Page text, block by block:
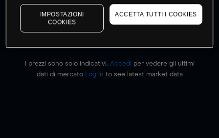
I prezzi sono solo indicativi. Accedi per vedere gli ultimi
dati di mercato
Log in to see latest market data
IMPOSTAZIONI
COOKIES
ACCETTA TUTTI I COOKIES